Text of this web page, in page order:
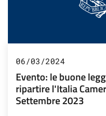
06/03/2024
Evento: le buone
ripartire l'Italia
Settembre 2023